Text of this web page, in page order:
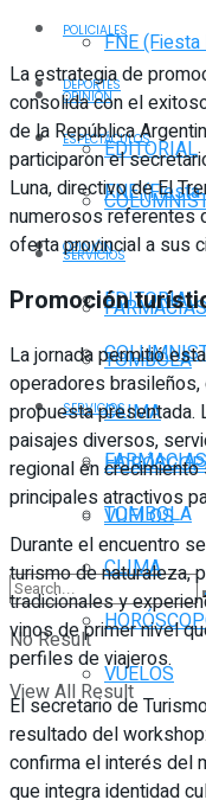
FNE
OPINIÓN
EDITORIAL
SERVICIOS
FARMACIAS
TOMBOLA
CLIMA
VUELOS
No Result
View All Result
POLICIALES
DEPORTES
ESPECTÁCULOS
FNE
OPINIÓN
EDITORIAL
SERVICIOS
FARMACIAS
TOMBOLA
CLIMA
VUELOS
La estrategia de
consolida con el
de la República
participaron el
Luna, directivo de El
numerosos referentes
oferta provincial a sus
Promoción
La jornada permitió
operadores
propuesta presentada.
paisajes diversos,
regional en
principales atractivos
Durante el encuentro
turismo de naturaleza,
tradicionales y
vinos de primer nivel
perfiles de viajeros.
El secretario de
resultado del
confirma el interés del
que integra identidad